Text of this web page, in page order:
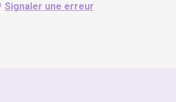
Signaler une erreur